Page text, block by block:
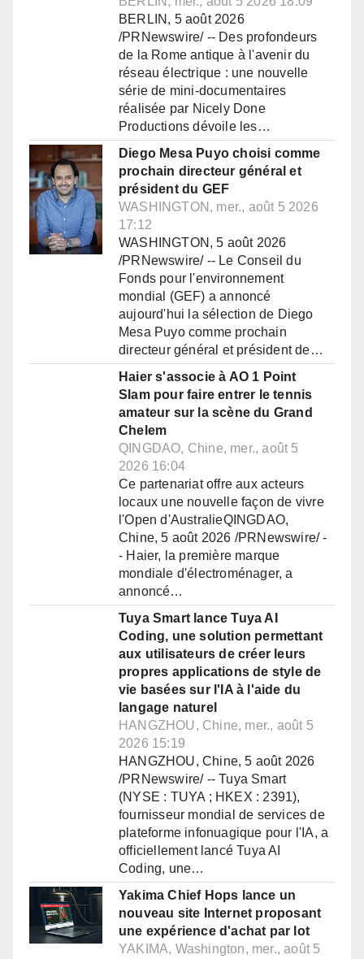
BERLIN, 5 août 2026
/PRNewswire/ -- Des profondeurs
de la Rome antique à l'avenir du
réseau électrique : une nouvelle
série de mini-documentaires
réalisée par Nicely Done
Productions dévoile les…
Diego Mesa Puyo choisi comme
prochain directeur général et
président du GEF
WASHINGTON, mer., août 5 2026
17:12
WASHINGTON, 5 août 2026
/PRNewswire/ -- Le Conseil du
Fonds pour l'environnement
mondial (GEF) a annoncé
aujourd'hui la sélection de Diego
Mesa Puyo comme prochain
directeur général et président de…
Haier s'associe à AO 1 Point
Slam pour faire entrer le tennis
amateur sur la scène du Grand
Chelem
QINGDAO, Chine, mer., août 5
2026 16:04
Ce partenariat offre aux acteurs
locaux une nouvelle façon de vivre
l'Open d'AustralieQINGDAO,
Chine, 5 août 2026 /PRNewswire/ -
- Haier, la première marque
mondiale d'électroménager, a
annoncé…
Tuya Smart lance Tuya AI
Coding, une solution permettant
aux utilisateurs de créer leurs
propres applications de style de
vie basées sur l'IA à l'aide du
langage naturel
HANGZHOU, Chine, mer., août 5
2026 15:19
HANGZHOU, Chine, 5 août 2026
/PRNewswire/ -- Tuya Smart
(NYSE : TUYA ; HKEX : 2391),
fournisseur mondial de services de
plateforme infonuagique pour l'IA, a
officiellement lancé Tuya AI
Coding, une…
Yakima Chief Hops lance un
nouveau site Internet proposant
une expérience d'achat par lot
YAKIMA, Washington, mer., août 5